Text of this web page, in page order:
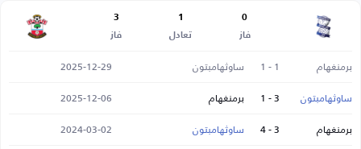
0
فاز
1
تعادل
3
فاز
برمنغهام 1 - 1 ساوثهامبتون
2025-12-29
ساوثهامبتون
3 - 1 برمنغهام
2025-12-06
برمنغهام
3 - 4 ساوثهامبتون
2024-03-02